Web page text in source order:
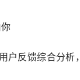
户反馈综合分